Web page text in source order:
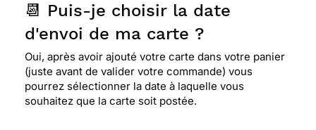
📆 Puis-je choisir la date
d'envoi de ma carte ?
Oui, après avoir ajouté votre carte dans votre panier
(juste avant de valider votre commande) vous
pourrez sélectionner la date à laquelle vous
souhaitez que la carte soit postée.